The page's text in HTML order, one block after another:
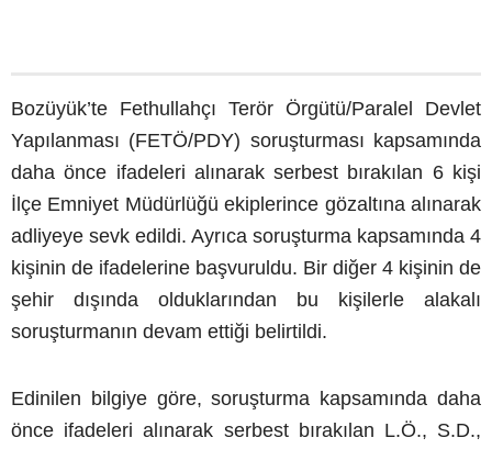
Bozüyük’te Fethullahçı Terör Örgütü/Paralel Devlet
Yapılanması (FETÖ/PDY) soruşturması kapsamında
daha önce ifadeleri alınarak serbest bırakılan 6 kişi
İlçe Emniyet Müdürlüğü ekiplerince gözaltına alınarak
adliyeye sevk edildi. Ayrıca soruşturma kapsamında 4
kişinin de ifadelerine başvuruldu. Bir diğer 4 kişinin de
şehir dışında olduklarından bu kişilerle alakalı
soruşturmanın devam ettiği belirtildi.
Edinilen bilgiye göre, soruşturma kapsamında daha
önce ifadeleri alınarak serbest bırakılan L.Ö., S.D.,